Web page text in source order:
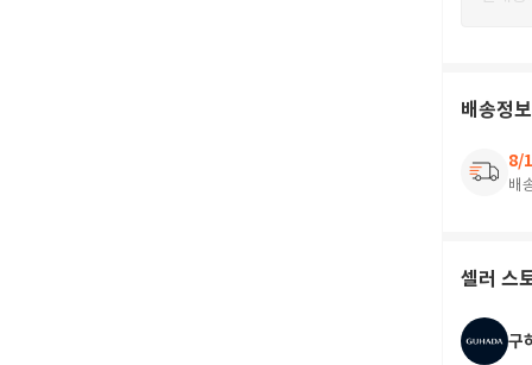
배송정보
8/
배
셀러 스
구